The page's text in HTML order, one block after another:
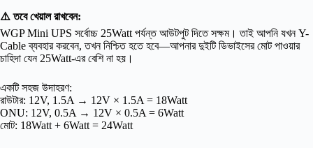
⚠️ তবে খেয়াল রাখবেন:
WGP Mini UPS সর্বোচ্চ 25Watt পর্যন্ত আউটপুট দিতে সক্ষম। তাই আপনি যখন Y-
Cable ব্যবহার করবেন, তখন নিশ্চিত হতে হবে—আপনার দুইটি ডিভাইসের মোট পাওয়ার
চাহিদা যেন 25Watt-এর বেশি না হয়।
একটি সহজ উদাহরণ:
রাউটার: 12V, 1.5A → 12V × 1.5A = 18Watt
ONU: 12V, 0.5A → 12V × 0.5A = 6Watt
মোট: 18Watt + 6Watt = 24Watt